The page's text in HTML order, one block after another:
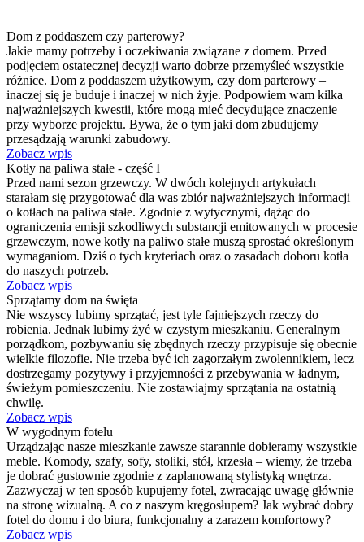
Dom z poddaszem czy parterowy?
Jakie mamy potrzeby i oczekiwania związane z domem. Przed
podjęciem ostatecznej decyzji warto dobrze przemyśleć wszystkie
różnice. Dom z poddaszem użytkowym, czy dom parterowy –
inaczej się je buduje i inaczej w nich żyje. Podpowiem wam kilka
najważniejszych kwestii, które mogą mieć decydujące znaczenie
przy wyborze projektu. Bywa, że o tym jaki dom zbudujemy
przesądzają warunki zabudowy.
Zobacz wpis
Kotły na paliwa stałe - część I
Przed nami sezon grzewczy. W dwóch kolejnych artykułach
starałam się przygotować dla was zbiór najważniejszych informacji
o kotłach na paliwa stałe. Zgodnie z wytycznymi, dążąc do
ograniczenia emisji szkodliwych substancji emitowanych w procesie
grzewczym, nowe kotły na paliwo stałe muszą sprostać określonym
wymaganiom. Dziś o tych kryteriach oraz o zasadach doboru kotła
do naszych potrzeb.
Zobacz wpis
Sprzątamy dom na święta
Nie wszyscy lubimy sprzątać, jest tyle fajniejszych rzeczy do
robienia. Jednak lubimy żyć w czystym mieszkaniu. Generalnym
porządkom, pozbywaniu się zbędnych rzeczy przypisuje się obecnie
wielkie filozofie. Nie trzeba być ich zagorzałym zwolennikiem, lecz
dostrzegamy pozytywy i przyjemności z przebywania w ładnym,
świeżym pomieszczeniu. Nie zostawiajmy sprzątania na ostatnią
chwilę.
Zobacz wpis
W wygodnym fotelu
Urządzając nasze mieszkanie zawsze starannie dobieramy wszystkie
meble. Komody, szafy, sofy, stoliki, stół, krzesła – wiemy, że trzeba
je dobrać gustownie zgodnie z zaplanowaną stylistyką wnętrza.
Zazwyczaj w ten sposób kupujemy fotel, zwracając uwagę głównie
na stronę wizualną. A co z naszym kręgosłupem? Jak wybrać dobry
fotel do domu i do biura, funkcjonalny a zarazem komfortowy?
Zobacz wpis